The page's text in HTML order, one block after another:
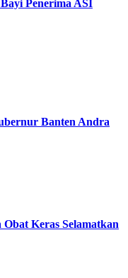
Penerima ASI
Banten Andra
Keras Selamatkan